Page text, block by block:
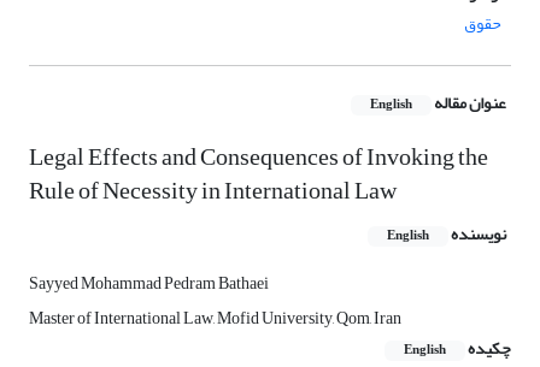
حقوق
عنوان مقاله English
Legal Effects and Consequences of Invoking the
Rule of Necessity in International Law
نویسنده English
Sayyed Mohammad Pedram Bathaei
Master of International Law, Mofid University, Qom, Iran
چکیده
English